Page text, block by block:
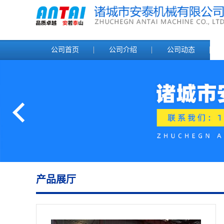
公司首页 公司介绍 公司动态
产品展厅